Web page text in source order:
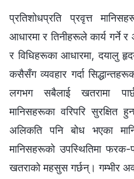
प्रतिशोधप्रति प्रवृत्त
आधारमा र तिनीहरूले कार्य गर्ने
र विधिहरूका आधारमा, दयालु
कसैसँग व्यवहार गर्दा
लगभग सबैलाई खतरामा
मानिसहरूका वरिपरि सुरक्षित
अलिकति पनि बोध भएका
मानिसहरूको उपस्थितिमा
खतराको महसुस गर्छन्। गम्भीर